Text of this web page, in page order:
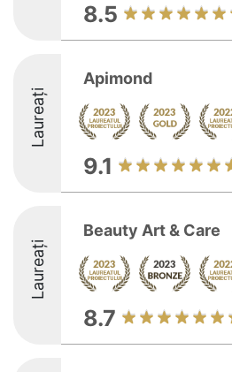
8.5
Laureați
Apimond
9.1
Laureați
Beauty Art & Care
8.7